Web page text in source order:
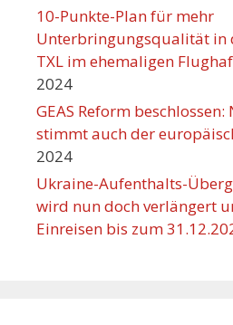
10-Punkte-Plan für mehr
Unterbringungsqualität in
TXL im ehemaligen
2024
GEAS Reform
stimmt auch der
2024
Ukraine-Aufenthalts-
wird nun doch verlängert
Einreisen bis zum